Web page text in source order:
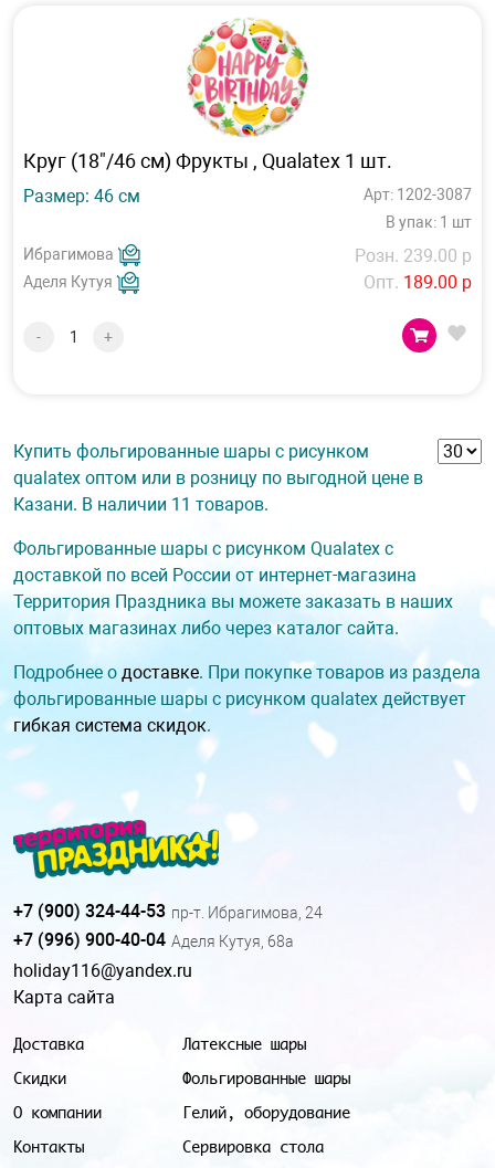
Круг (18"/46 см) Фрукты , Qualatex 1 шт.
Размер: 46 см
Арт: 1202-3087
В упак: 1 шт
Ибрагимова
Аделя Кутуя
Розн. 239.00 р
Опт. 189.00 р
- +
Купить фольгированные шары с рисунком
qualatex оптом или в розницу по выгодной цене в
Казани. В наличии 11 товаров.
Фольгированные шары с рисунком Qualatex с
доставкой по всей России от интернет-магазина
Территория Праздника вы можете заказать в наших
оптовых магазинах либо через каталог сайта.
Подробнее о доставке. При покупке товаров из раздела
фольгированные шары с рисунком qualatex действует
гибкая система скидок.
Доставка
Скидки
О компании
Контакты
Латексные шары
Фольгированные шары
Гелий, оборудование
Сервировка стола
+7 (900) 324-44-53 пр-т. Ибрагимова, 24
+7 (996) 900-40-04 Аделя Кутуя, 68а
holiday116@yandex.ru
Карта сайта